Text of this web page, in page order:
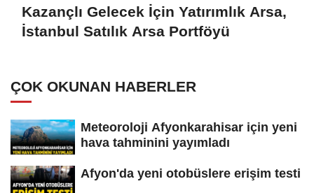
Kazançlı Gelecek İçin Yatırımlık Arsa,
İstanbul Satılık Arsa Portföyü
ÇOK OKUNAN HABERLER
Meteoroloji Afyonkarahisar için yeni
hava tahminini yayımladı
Afyon'da yeni otobüslere erişim testi